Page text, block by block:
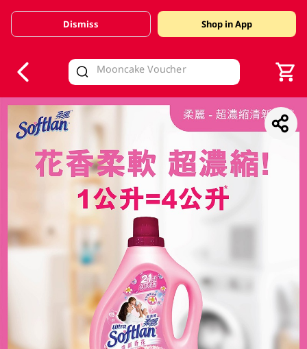
Valid Until 30 June 2026
Dismiss Shop in App